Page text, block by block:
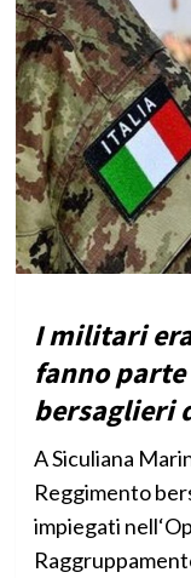
I militari
fanno parte
bersaglieri
A Siculiana
Reggimento
impiegati